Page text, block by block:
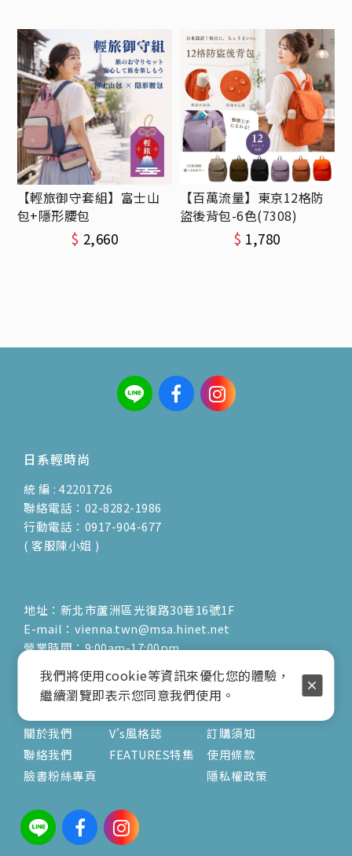
【輕旅御守套組】富士山
包+隱形腰包
$ 2,660
【百萬流量】東京12格防
盜後背包-6色(7308)
$ 1,780
日系輕時尚
統 編 : 42201726
聯絡電話：02-8282-1986
行動電話：0917-904-677
( 客服陳小姐 )
地址：新北市蘆洲區光復路30巷16號1F
E-mail：vienna.twn@msa.hinet.net
營業時間：9:00am-17:00pm
( 公休日詳見臉書粉專置頂文 )
關於
關於我們
聯絡我們
臉書粉絲專頁
文章
V's風格誌
FEATURES特集
服務
訂購須知
使用條款
隱私權政策
我們將使用cookie等資訊來優化您的體驗，
繼續瀏覽即表示您同意我們使用。